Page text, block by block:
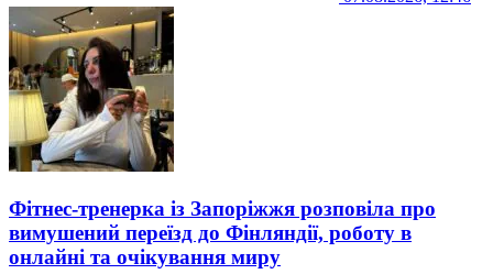
Фітнес-тренерка із Запоріжжя розповіла про
вимушений переїзд до Фінляндії, роботу в
онлайні та очікування миру